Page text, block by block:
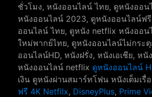
ชั่วโมง, หนังออนไลน์ ไทย, ดูหนังออน
หนังออนไลน์ 2023, ดูหนังออนไลน์ฟ
ออนไลน์ ไทย, ดูหนัง netflix หนังออน
ใหม่พากย์ไทย, ดูหนังออนไลน์ไม่กระ
ออนไลน์HD, หนังฝรั่ง, หนังเอเชีย, หนั
หนังออนไลน์ netflix ดูหนังออนไลน์
เงิน ดูหนังผ่านสมาร์ทโฟน หนังเต็มเรื่อ
ฟรี 4K Netfilx, DisneyPlus, Prime